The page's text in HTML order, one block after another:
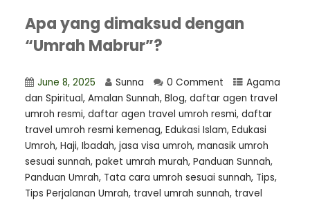
Apa yang dimaksud dengan
“Umrah Mabrur”?
June 8, 2025 Sunna 0 Comment
Agama
dan Spiritual, Amalan Sunnah, Blog, daftar agen travel
umroh resmi, ⁠daftar agen travel umroh resmi, daftar
travel umroh resmi kemenag, Edukasi Islam, Edukasi
Umroh, Haji, Ibadah, jasa visa umroh, manasik umroh
sesuai sunnah, paket umrah murah, Panduan Sunnah,
Panduan Umrah, Tata cara umroh sesuai sunnah, Tips,
Tips Perjalanan Umrah, travel umrah sunnah, travel